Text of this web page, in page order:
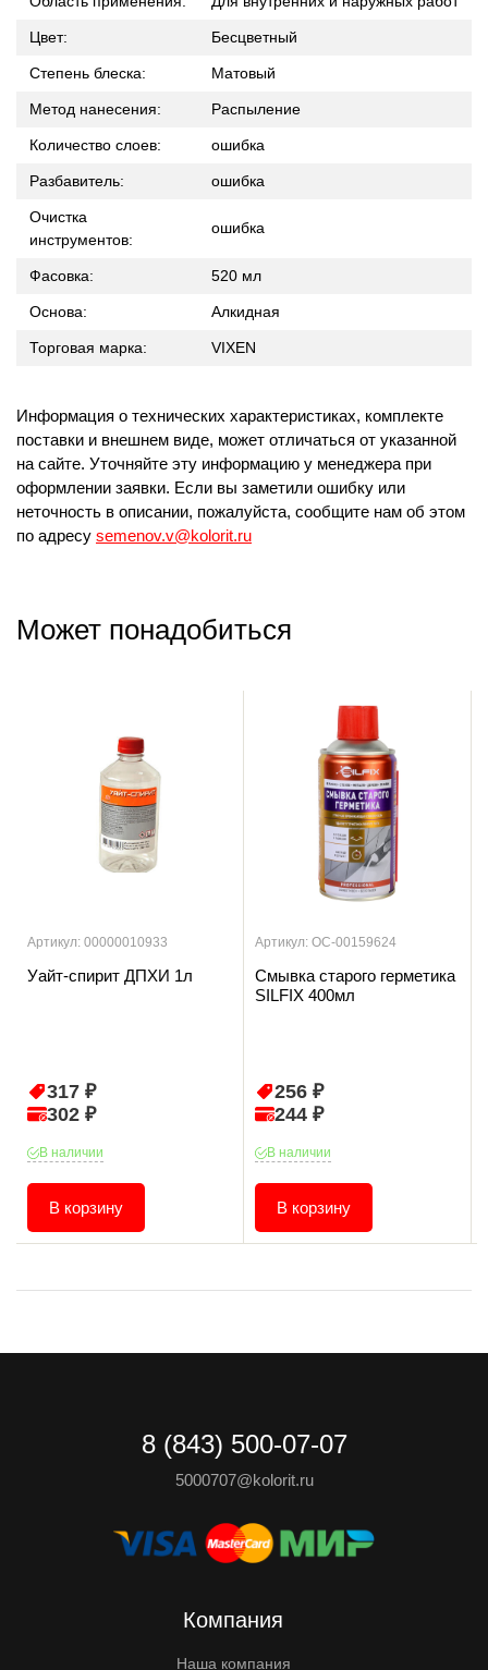
Цвет: Бесцветный
Степень блеска: Матовый
Метод нанесения: Распыление
Количество слоев: ошибка
Разбавитель: ошибка
Очистка
инструментов:
ошибка
Фасовка: 520 мл
Основа: Алкидная
Торговая марка: VIXEN
Информация о технических характеристиках, комплекте
поставки и внешнем виде, может отличаться от указанной
на сайте. Уточняйте эту информацию у менеджера при
оформлении заявки. Если вы заметили ошибку или
неточность в описании, пожалуйста, сообщите нам об этом
по адресу semenov.v@kolorit.ru
Может понадобиться
Артикул: 00000010933
Уайт-спирит ДПХИ 1л
317 ₽
302 ₽
В наличии
В корзину
Артикул: ОС-00159624
Смывка старого герметика
SILFIX 400мл
256 ₽
244 ₽
В наличии
В корзину
8 (843) 500-07-07
5000707@kolorit.ru
Компания
Наша компания